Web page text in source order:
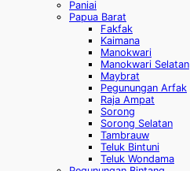
Paniai
Papua Barat
Fakfak
Kaimana
Manokwari
Manokwari Selatan
Maybrat
Pegunungan Arfak
Raja Ampat
Sorong
Sorong Selatan
Tambrauw
Teluk Bintuni
Teluk Wondama